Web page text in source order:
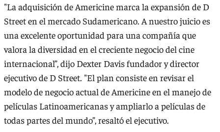
"La adquisición de Americine marca la expansión de D
Street en el mercado Sudamericano. A nuestro juicio es
una excelente oportunidad para una compañía que
valora la diversidad en el creciente negocio del cine
internacional”, dijo Dexter Davis fundador y director
ejecutivo de D Street. "El plan consiste en revisar el
modelo de negocio actual de Americine en el manejo de
películas Latinoamericanas y ampliarlo a películas de
todas partes del mundo”, resaltó el ejecutivo.